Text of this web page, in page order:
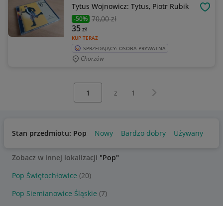
Tytus Wojnowicz: Tytus, Piotr Rubik
-50% 70,00 zł
KUP TERAZ
35zł
SPRZEDAJĄCY: OSOBA PRYWATNA
Chorzów
z 1 Następna strona
Stan przedmiotu: Pop Nowy Bardzo dobry Używany
Zobacz w innej lokalizacji "Pop"
Pop Świętochłowice (20)
Pop Siemianowice Śląskie (7)